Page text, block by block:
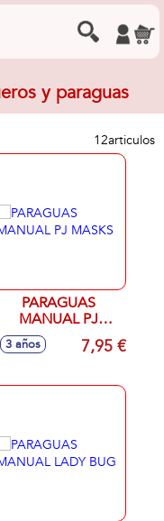
y paraguas
12articulos
PARAGUAS
MANUAL PJ
MASKS
3 años 7,95 €